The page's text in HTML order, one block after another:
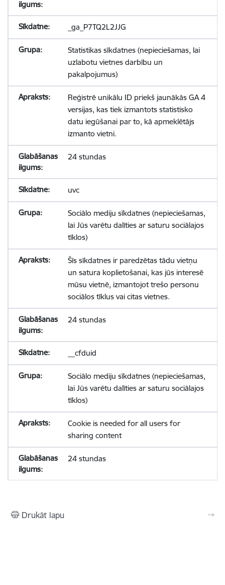
_ga_P7TQ2L2JJG
Statistikas sīkdatnes (nepieciešamas, lai
uzlabotu vietnes darbību un
pakalpojumus)
Reģistrē unikālu ID priekš jaunākās GA 4
versijas, kas tiek izmantots statistisko
datu iegūšanai par to, kā apmeklētājs
izmanto vietni.
24 stundas
uvc
Sociālo mediju sīkdatnes (nepieciešamas,
lai Jūs varētu dalīties ar saturu sociālajos
tīklos)
Šīs sīkdatnes ir paredzētas tādu vietņu
un satura koplietošanai, kas jūs interesē
mūsu vietnē, izmantojot trešo personu
sociālos tīklus vai citas vietnes.
24 stundas
__cfduid
Sociālo mediju sīkdatnes (nepieciešamas,
lai Jūs varētu dalīties ar saturu sociālajos
tīklos)
Cookie is needed for all users for
sharing content
24 stundas
Drukāt lapu